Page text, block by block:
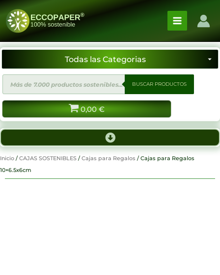
Ir
contenido
de
productos
BUSCAR PRODUCTOS
0,00 €
Inicio / CAJAS SOSTENIBLES / Cajas para Regalos / Cajas para Regalos
10×6.5x6cm